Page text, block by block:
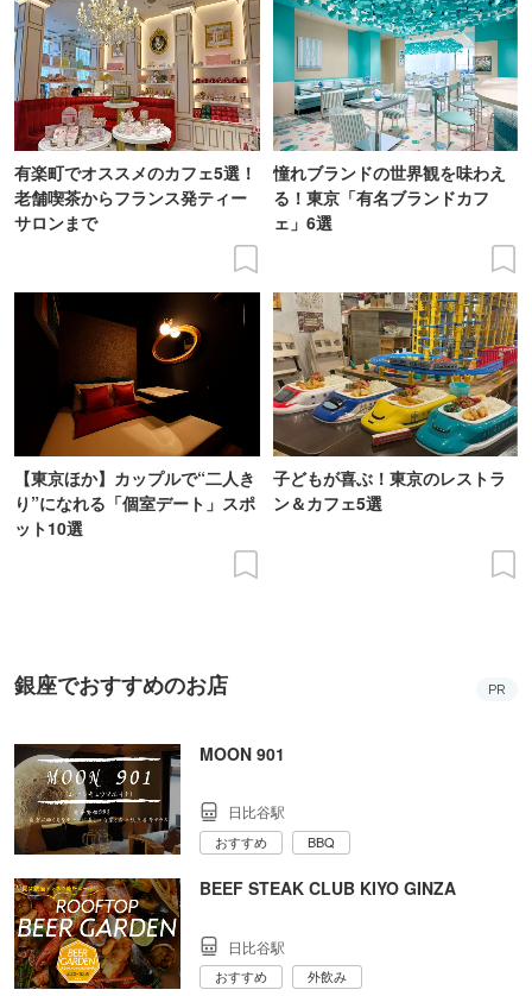
有楽町でオススメのカフェ5選！
老舗喫茶からフランス発ティー
サロンまで
憧れブランドの世界観を味わえ
る！東京「有名ブランドカフ
ェ」6選
【東京ほか】カップルで“二人き
り”になれる「個室デート」スポ
ット10選
子どもが喜ぶ！東京のレストラ
ン＆カフェ5選
銀座でおすすめのお店 PR
MOON 901
日比谷駅
おすすめ BBQ
BEEF STEAK CLUB KIYO GINZA
日比谷駅
おすすめ 外飲み